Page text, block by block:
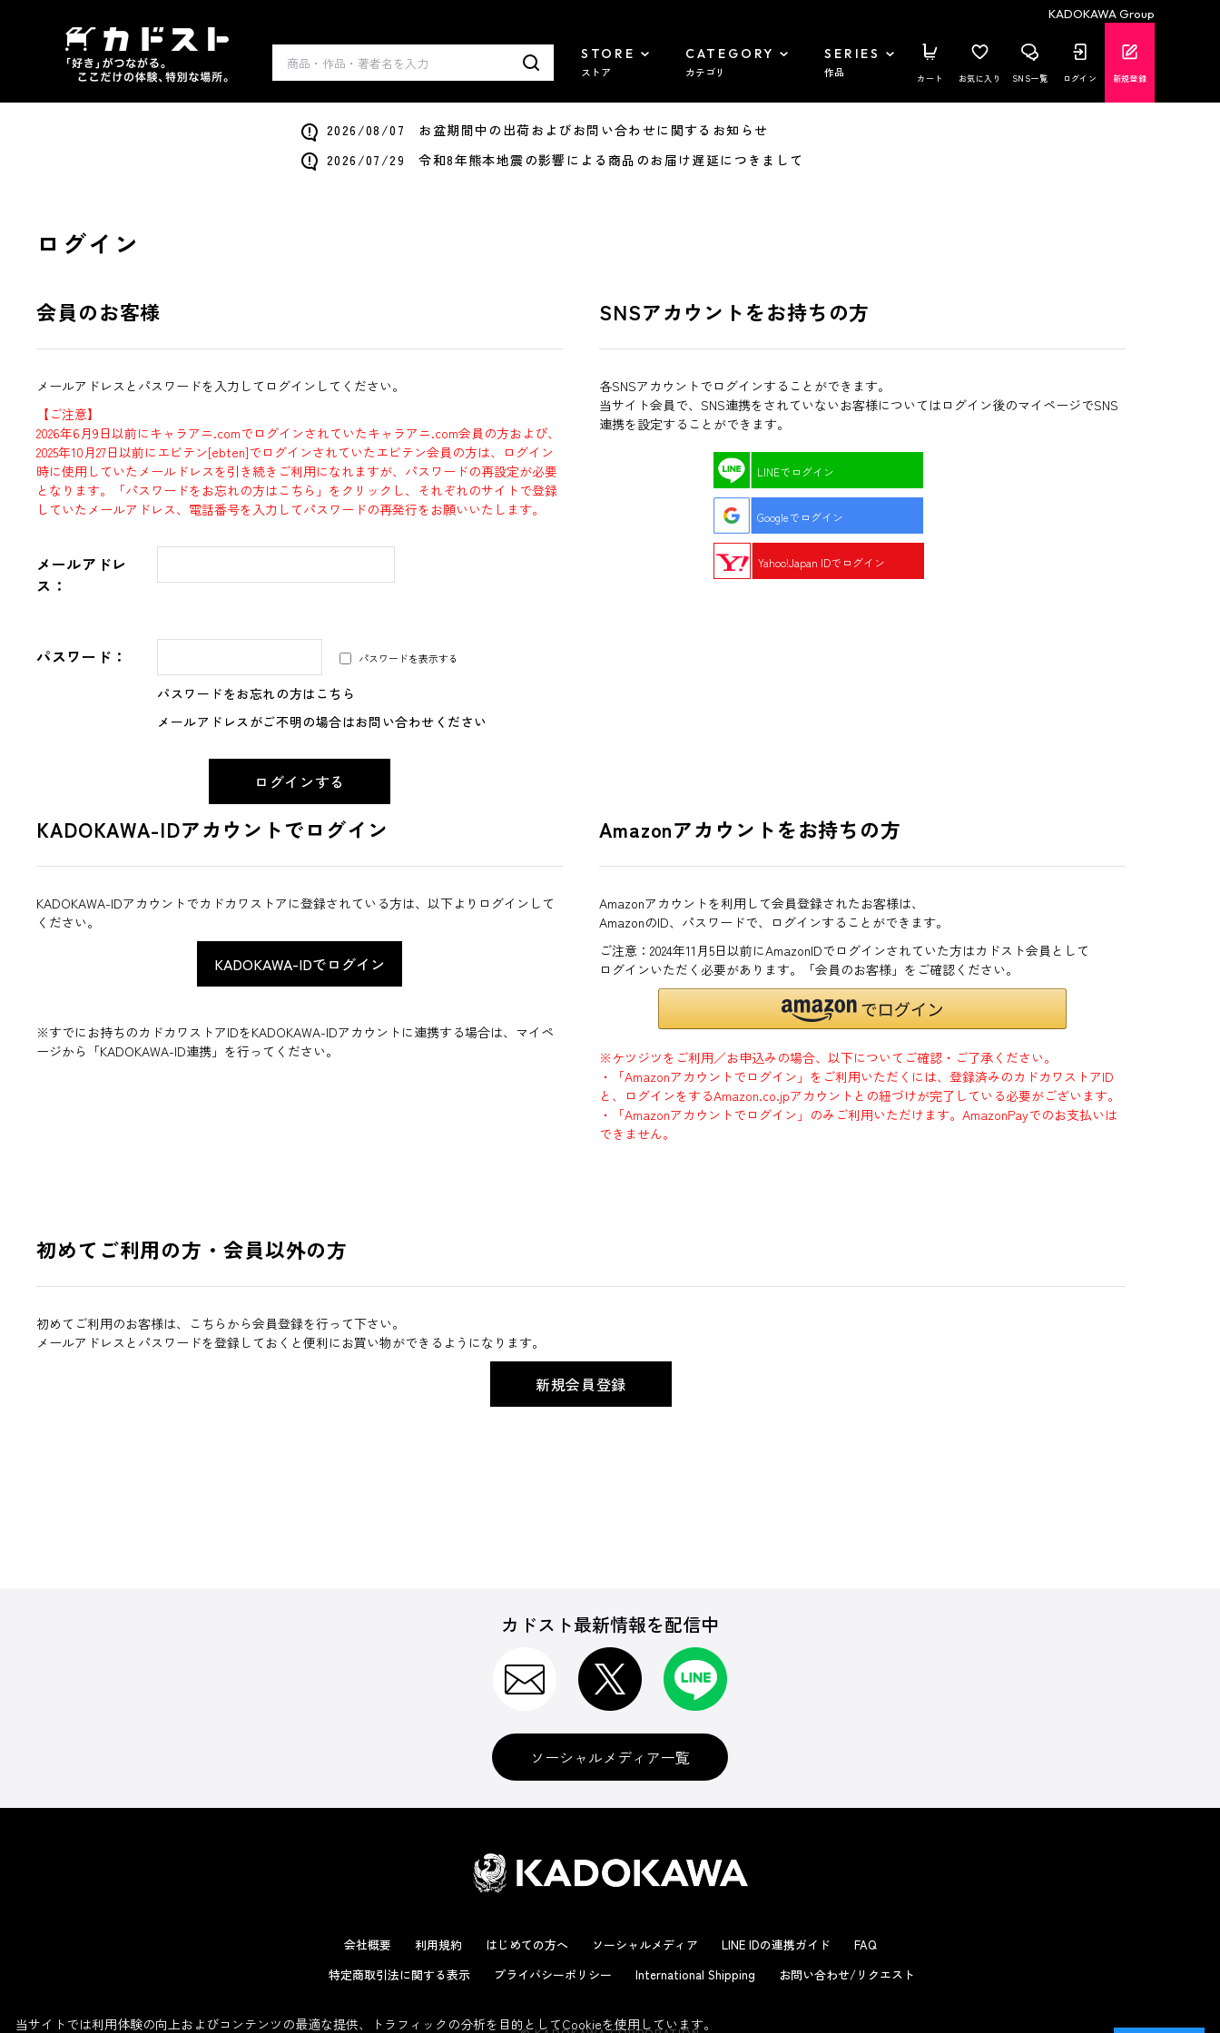
KADOKAWA Group
STORE
ストア
CATEGORY
カテゴリ
SERIES
作品 カート お気に入り SNS一覧 ログイン 新規登録
2026/08/07 お盆期間中の出荷およびお問い合わせに関するお知らせ
2026/07/29 令和8年熊本地震の影響による商品のお届け遅延につきまして
ログイン
会員のお客様
メールアドレスとパスワードを入力してログインしてください。
【ご注意】
2026年6月9日以前にキャラアニ.comでログインされていたキャラアニ.com会員の方および、
2025年10月27日以前にエビテン[ebten]でログインされていたエビテン会員の方は、ログイン
時に使用していたメールドレスを引き続きご利用になれますが、パスワードの再設定が必要
となります。「パスワードをお忘れの方はこちら」をクリックし、それぞれのサイトで登録
していたメールアドレス、電話番号を入力してパスワードの再発行をお願いいたします。
メールアドレ
ス：
パスワード： パスワードを表示する
パスワードをお忘れの方はこちら
メールアドレスがご不明の場合はお問い合わせください
KADOKAWA-IDアカウントでログイン
KADOKAWA-IDアカウントでカドカワストアに登録されている方は、以下よりログインして
ください。
※すでにお持ちのカドカワストアIDをKADOKAWA-IDアカウントに連携する場合は、マイペ
ージから「KADOKAWA-ID連携」を行ってください。
SNSアカウントをお持ちの方
各SNSアカウントでログインすることができます。
当サイト会員で、SNS連携をされていないお客様についてはログイン後のマイページでSNS
連携を設定することができます。
LINEでログイン
Googleでログイン
Yahoo!Japan IDでログイン
Amazonアカウントをお持ちの方
Amazonアカウントを利用して会員登録されたお客様は、
AmazonのID、パスワードで、ログインすることができます。
ご注意：2024年11月5日以前にAmazonIDでログインされていた方はカドスト会員として
ログインいただく必要があります。「会員のお客様」をご確認ください。
※ケツジツをご利用／お申込みの場合、以下についてご確認・ご了承ください。
・「Amazonアカウントでログイン」をご利用いただくには、登録済みのカドカワストアID
と、ログインをするAmazon.co.jpアカウントとの紐づけが完了している必要がございます。
・「Amazonアカウントでログイン」のみご利用いただけます。AmazonPayでのお支払いは
できません。
初めてご利用の方・会員以外の方
初めてご利用のお客様は、こちらから会員登録を行って下さい。
メールアドレスとパスワードを登録しておくと便利にお買い物ができるようになります。
カドスト最新情報を配信中
ソーシャルメディア一覧
会社概要 利用規約 はじめての方へ ソーシャルメディア LINE IDの連携ガイド
FAQ
特定商取引法に関する表示
プライバシーポリシー International Shipping お問い合わせ/リクエスト
当サイトでは利用体験の向上およびコンテンツの最適な提供、トラフィックの分析を目的としてCookieを使用しています。